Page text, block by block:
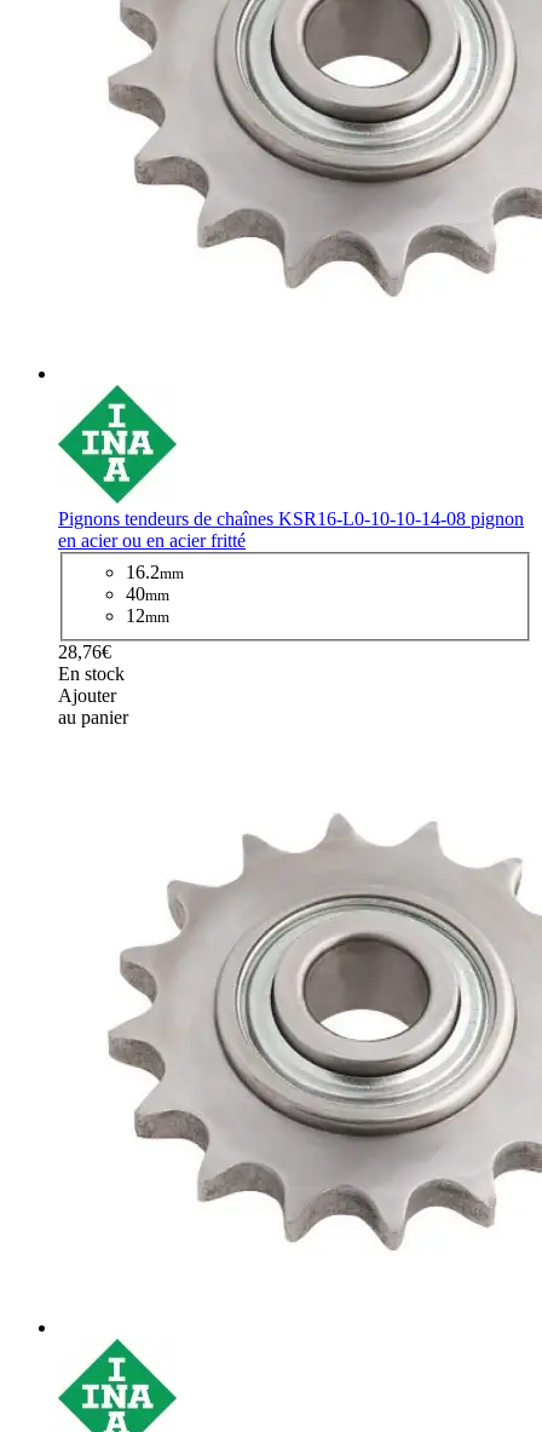
Pignons tendeurs de chaînes KSR16-L0-10-10-14-08 pignon
en acier ou en acier fritté
16.2mm
40mm
12mm
28,76€
En stock
Ajouter
au panier